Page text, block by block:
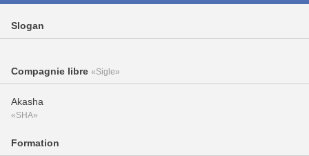
Slogan
Compagnie libre «Sigle»
Akasha
«SHA»
Formation